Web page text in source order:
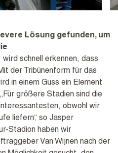
Lösung gefunden, um
schnell erkennen, dass
der Tribünenform für das
in einem Guss ein Element
größere Stadien sind die
obwohl wir
liefern“, so Jasper
Stadion haben wir
Van Wijnen nach der